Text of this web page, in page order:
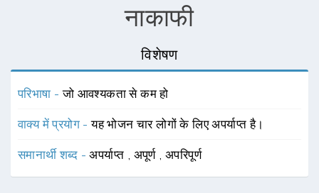
नाकाफी
विशेषण
परिभाषा -जो आवश्यकता से कम हो
वाक्य में प्रयोग -यह भोजन चार लोगों के लिए अपर्याप्त है।
समानार्थी शब्द -अपर्याप्त , अपूर्ण ,अपरिपूर्ण